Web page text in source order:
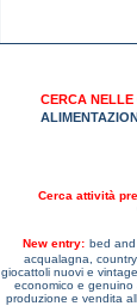
CERCA NELLE
Cerca attività
New entry: bed and
acqualagna,
giocattoli nuovi e
economico e genuino
produzione e vendita